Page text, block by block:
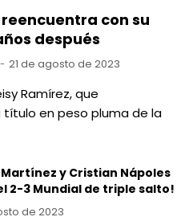
con su
después
21 de agosto de 2023
Ramírez, que
en peso pluma de la
Martínez y Cristian Nápoles
2-3 Mundial de triple salto!
de 2023